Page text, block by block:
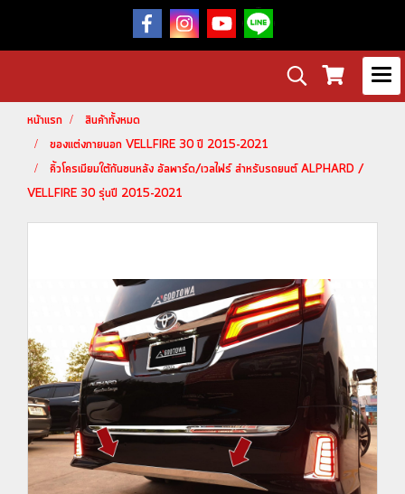
หน้าแรก
สินค้าทั้งหมด
ของแต่งภายนอก VELLFIRE 30 ปี 2015-2021
คิ้วโครเมียมใต้กันชนหลัง อัลพาร์ด/เวลไฟร์ สำหรับรถยนต์ ALPHARD /
VELLFIRE 30 รุ่นปี 2015-2021